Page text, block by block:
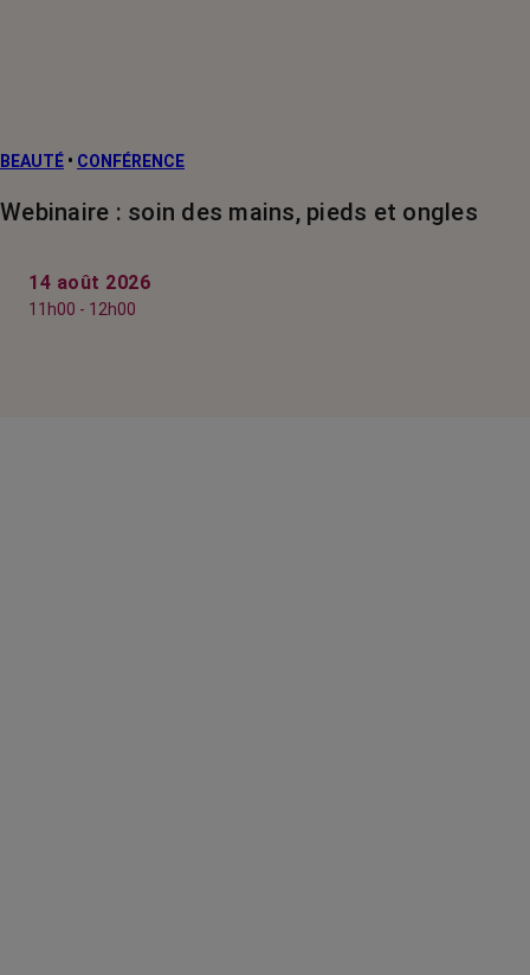
BEAUTÉ • CONFÉRENCE
Webinaire : soin des mains, pieds et ongles
14 août 2026
11h00 - 12h00